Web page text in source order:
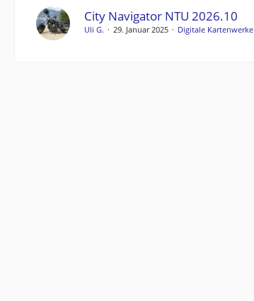
City Navigator NTU 2026.10
Uli G. 29. Januar 2025 Digitale Kartenwerke